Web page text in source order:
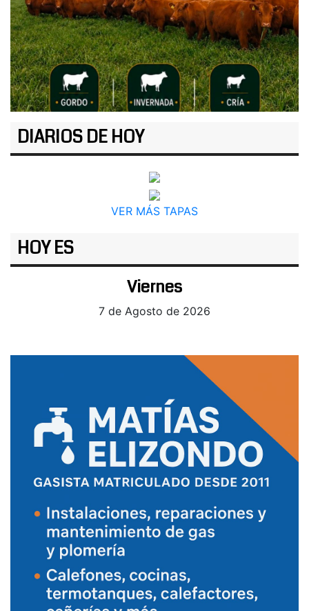
DIARIOS DE HOY
VER MÁS TAPAS
HOY ES
Viernes
7 de Agosto de 2026